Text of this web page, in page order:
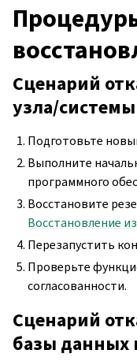
Сценарий
узла/системы
Подготовьте
Выполните
программного
Восстановите
Восстановление
Перезапустить
Проверьте
согласованности.
Сценарий
базы данных